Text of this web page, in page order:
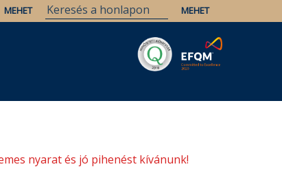
nyarat és jó pihenést kívánunk!